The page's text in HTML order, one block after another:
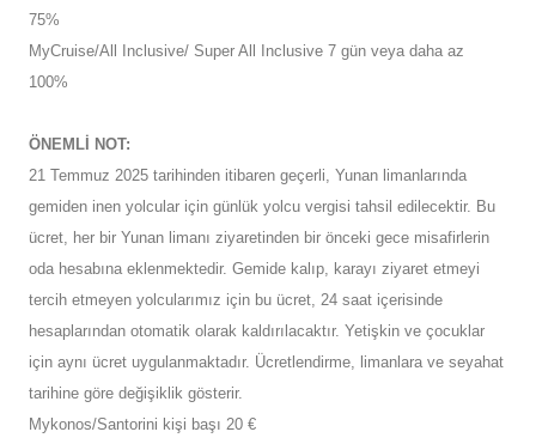
75%
MyCruise/All Inclusive/ Super All Inclusive 7 gün veya daha az
100%
ÖNEMLİ NOT:
21 Temmuz 2025 tarihinden itibaren geçerli, Yunan limanlarında
gemiden inen yolcular için günlük yolcu vergisi tahsil edilecektir. Bu
ücret, her bir Yunan limanı ziyaretinden bir önceki gece misafirlerin
oda hesabına eklenmektedir. Gemide kalıp, karayı ziyaret etmeyi
tercih etmeyen yolcularımız için bu ücret, 24 saat içerisinde
hesaplarından otomatik olarak kaldırılacaktır. Yetişkin ve çocuklar
için aynı ücret uygulanmaktadır. Ücretlendirme, limanlara ve seyahat
tarihine göre değişiklik gösterir.
Mykonos/Santorini kişi başı 20 €